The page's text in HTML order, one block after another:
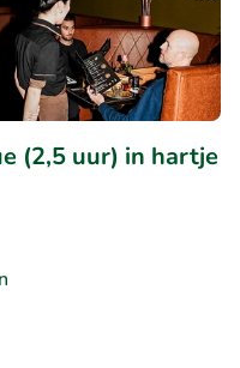
(2,5 uur) in hartje